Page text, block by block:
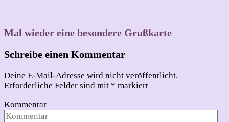
Mal wieder eine besondere Grußkarte
Schreibe einen Kommentar
Deine E-Mail-Adresse wird nicht veröffentlicht.
Erforderliche Felder sind mit * markiert
Kommentar